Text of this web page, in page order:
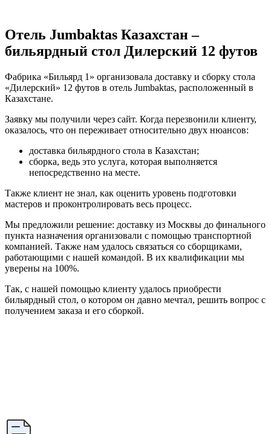
Отель Jumbaktas Казахстан –
бильярдный стол Дилерский 12 футов
Фабрика «Бильярд 1» организовала доставку и сборку стола
«Дилерский» 12 футов в отель Jumbaktas, расположенный в
Казахстане.
Заявку мы получили через сайт. Когда перезвонили клиенту,
оказалось, что он переживает относительно двух нюансов:
доставка бильярдного стола в Казахстан;
сборка, ведь это услуга, которая выполняется
непосредственно на месте.
Также клиент не знал, как оценить уровень подготовки
мастеров и проконтролировать весь процесс.
Мы предложили решение: доставку из Москвы до финального
пункта назначения организовали с помощью транспортной
компанией. Также нам удалось связаться со сборщиками,
работающими с нашей командой. В их квалификации мы
уверены на 100%.
Так, с нашей помощью клиенту удалось приобрести
бильярдный стол, о котором он давно мечтал, решить вопрос с
получением заказа и его сборкой.